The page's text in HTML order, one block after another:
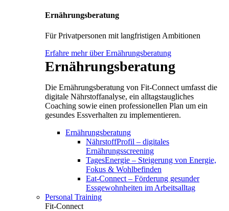
Ernährungsberatung
Für Privatpersonen mit langfristigen Ambitionen
Erfahre mehr über Ernährungsberatung
Ernährungsberatung
Die Ernährungsberatung von Fit-Connect umfasst die
digitale Nährstoffanalyse, ein alltagstaugliches
Coaching sowie einen professionellen Plan um ein
gesundes Essverhalten zu implementieren.
Ernährungsberatung
NährstoffProfil – digitales
Ernährungsscreening
TagesEnergie – Steigerung von Energie,
Fokus & Wohlbefinden
Eat-Connect – Förderung gesunder
Essgewohnheiten im Arbeitsalltag
Personal Training
Fit-Connect